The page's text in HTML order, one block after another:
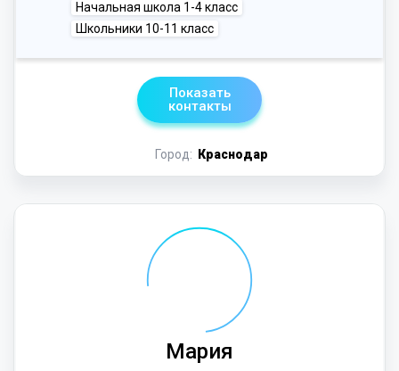
Начальная школа 1-4 класс
Школьники 10-11 класс
Город: Краснодар
Показать
контакты
Мария